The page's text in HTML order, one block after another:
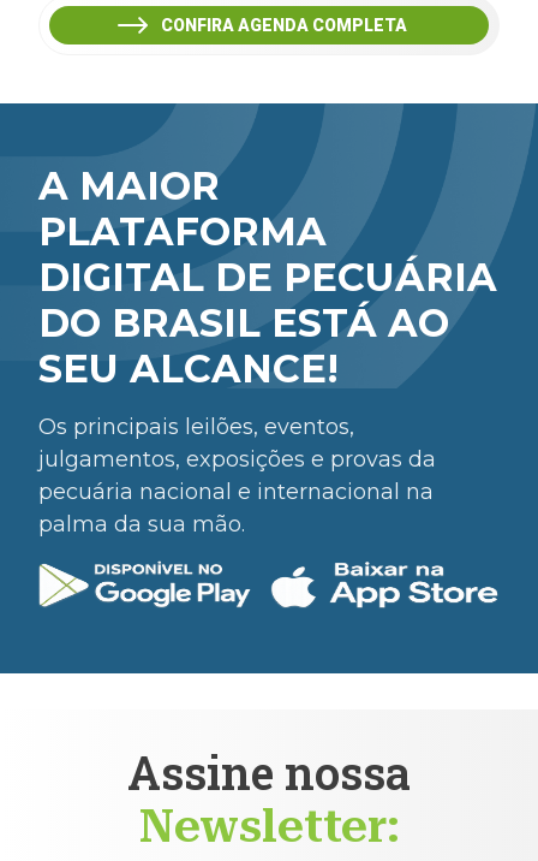
CONFIRA AGENDA COMPLETA
A MAIOR
PLATAFORMA
DIGITAL DE PECUÁRIA
DO BRASIL ESTÁ AO
SEU ALCANCE!
Os principais leilões, eventos,
julgamentos, exposições e provas da
pecuária nacional e internacional na
palma da sua mão.
Assine nossa
Newsletter: